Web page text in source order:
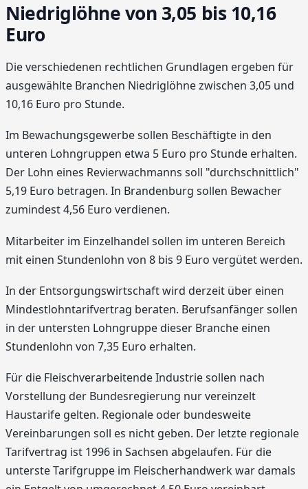
Niedriglöhne von 3,05 bis 10,16
Euro
Die verschiedenen rechtlichen Grundlagen ergeben für
ausgewählte Branchen Niedriglöhne zwischen 3,05 und
10,16 Euro pro Stunde.
Im Bewachungsgewerbe sollen Beschäftigte in den
unteren Lohngruppen etwa 5 Euro pro Stunde erhalten.
Der Lohn eines Revierwachmanns soll "durchschnittlich"
5,19 Euro betragen. In Brandenburg sollen Bewacher
zumindest 4,56 Euro verdienen.
Mitarbeiter im Einzelhandel sollen im unteren Bereich
mit einen Stundenlohn von 8 bis 9 Euro vergütet werden.
In der Entsorgungswirtschaft wird derzeit über einen
Mindestlohntarifvertrag beraten. Berufsanfänger sollen
in der untersten Lohngruppe dieser Branche einen
Stundenlohn von 7,35 Euro erhalten.
Für die Fleischverarbeitende Industrie sollen nach
Vorstellung der Bundesregierung nur vereinzelt
Haustarife gelten. Regionale oder bundesweite
Vereinbarungen soll es nicht geben. Der letzte regionale
Tarifvertrag ist 1996 in Sachsen abgelaufen. Für die
unterste Tarifgruppe im Fleischerhandwerk war damals